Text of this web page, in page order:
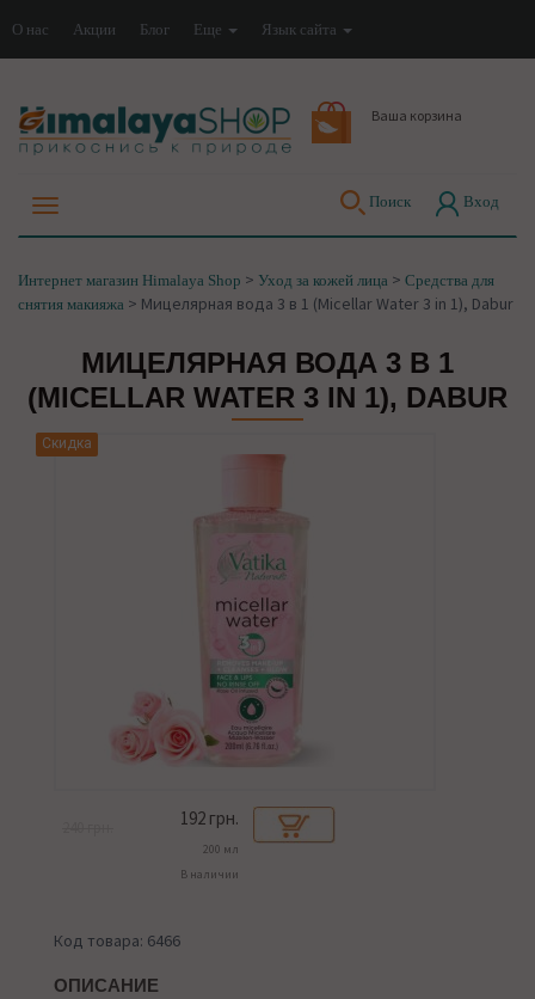
О нас Акции Блог Еще Язык сайта
Ваша корзина
Поиск Вход
Интернет магазин Himalaya Shop > Уход за кожей лица > Средства для
снятия макияжа > Мицелярная вода 3 в 1 (Micellar Water 3 in 1), Dabur
МИЦЕЛЯРНАЯ ВОДА 3 В 1
(MICELLAR WATER 3 IN 1), DABUR
Скидка
192 грн.
200 мл
В наличии
Код товара: 6466
ОПИСАНИЕ